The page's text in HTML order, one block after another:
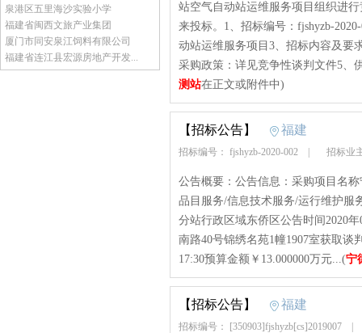
泉港区五里海沙实验小学
福建省闽西文旅产业集团
厦门市同安泉江饲料有限公司
福建省连江县宏源房地产开发...
站空气自动站运维服务项目组织进
来投标。1、招标编号：fjshyzb-
动站运维服务项目3、招标内容及要
采购政策：详见竞争性谈判文件5、
测站在正文或附件中)
【招标公告】 福建
招标编号： fjshyzb-2020-002 招标业
公告概要：公告信息：采购项目名
品目服务/信息技术服务/运行维护服
分站行政区域东侨区公告时间2020
南路40号锦绣名苑1幢1907室获取谈
17:30预算金额￥13.000000万元...(宁
【招标公告】 福建
招标编号： [350903]fjshyzb[cs]2019007